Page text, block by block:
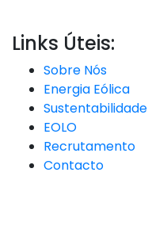
Links Úteis:
Sobre Nós
Energia Eólica
Sustentabilidade
EOLO
Recrutamento
Contacto